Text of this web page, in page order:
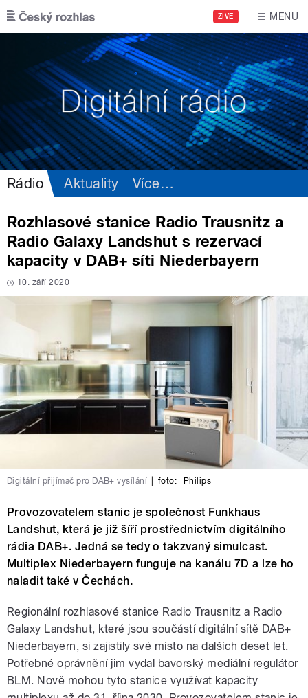
Přejít k hlavnímu obsahu
ŽIVĚ MENU
Rádio Aktuality Více…
Rozhlasové stanice Radio Trausnitz a
Radio Galaxy Landshut s rezervací
kapacity v DAB+ síti Niederbayern
10. září 2020
Digitální přijímač pro DAB+ vysílání foto: Philips
Provozovatelem stanic je společnost Funkhaus
Landshut, která je již šíří prostřednictvím digitálního
rádia DAB+. Jedná se tedy o takzvaný simulcast.
Multiplex Niederbayern funguje na kanálu 7D a lze ho
naladit také v Čechách.
Regionální rozhlasové stanice Radio Trausnitz a Radio
Galaxy Landshut, které jsou součástí digitální sítě DAB+
Niederbayern, si zajistily své místo na dalších deset let.
Potřebné oprávnění jim vydal bavorský mediální regulátor
BLM. Nově mohou tyto stanice využívat kapacity